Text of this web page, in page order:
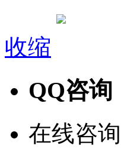
收缩
QQ咨询
在线咨询